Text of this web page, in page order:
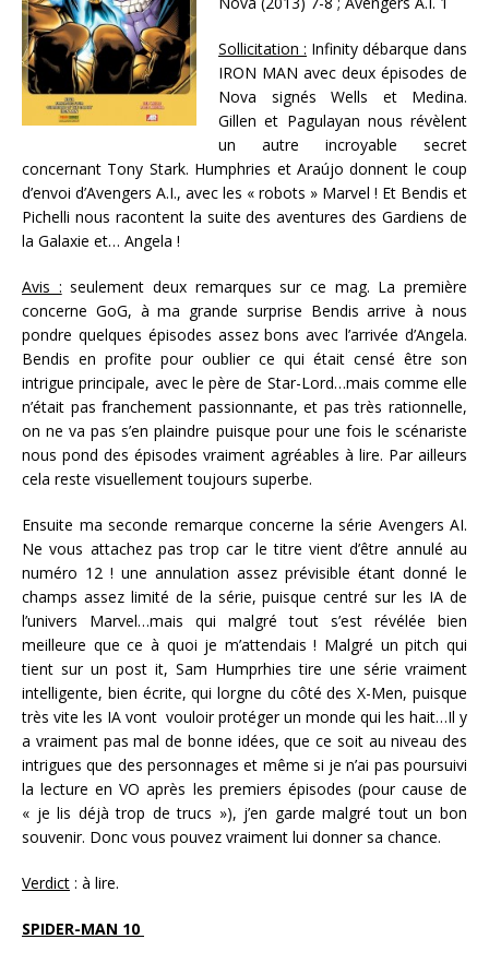
Sollicitation : Infinity débarque dans
IRON MAN avec deux épisodes de
Nova signés Wells et Medina.
Gillen et Pagulayan nous révèlent
un autre incroyable secret
concernant Tony Stark. Humphries et Araújo donnent le coup
d’envoi d’Avengers A.I., avec les « robots » Marvel ! Et Bendis et
Pichelli nous racontent la suite des aventures des Gardiens de
la Galaxie et… Angela !
Avis : seulement deux remarques sur ce mag. La première
concerne GoG, à ma grande surprise Bendis arrive à nous
pondre quelques épisodes assez bons avec l’arrivée d’Angela.
Bendis en profite pour oublier ce qui était censé être son
intrigue principale, avec le père de Star-Lord…mais comme elle
n’était pas franchement passionnante, et pas très rationnelle,
on ne va pas s’en plaindre puisque pour une fois le scénariste
nous pond des épisodes vraiment agréables à lire. Par ailleurs
cela reste visuellement toujours superbe.
Ensuite ma seconde remarque concerne la série Avengers AI.
Ne vous attachez pas trop car le titre vient d’être annulé au
numéro 12 ! une annulation assez prévisible étant donné le
champs assez limité de la série, puisque centré sur les IA de
l’univers Marvel…mais qui malgré tout s’est révélée bien
meilleure que ce à quoi je m’attendais ! Malgré un pitch qui
tient sur un post it, Sam Humprhies tire une série vraiment
intelligente, bien écrite, qui lorgne du côté des X-Men, puisque
très vite les IA vont vouloir protéger un monde qui les hait…Il y
a vraiment pas mal de bonne idées, que ce soit au niveau des
intrigues que des personnages et même si je n’ai pas poursuivi
la lecture en VO après les premiers épisodes (pour cause de
« je lis déjà trop de trucs »), j’en garde malgré tout un bon
souvenir. Donc vous pouvez vraiment lui donner sa chance.
Verdict : à lire.
SPIDER-MAN 10